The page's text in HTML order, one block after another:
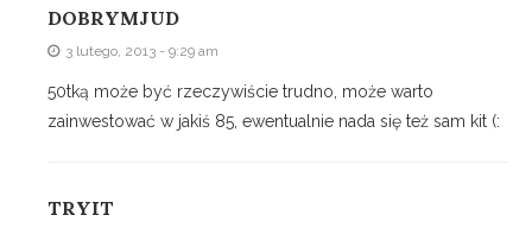
DOBRYMJUD
3 lutego, 2013 - 9:29 am
50tką może być rzeczywiście trudno, może warto
zainwestować w jakiś 85, ewentualnie nada się też sam kit (:
TRYIT